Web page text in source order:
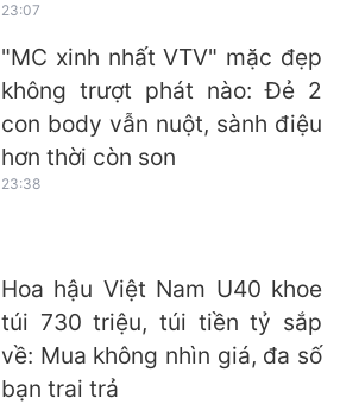
23:07
"MC xinh nhất VTV" mặc đẹp
không trượt phát nào: Đẻ 2
con body vẫn nuột, sành điệu
hơn thời còn son
23:38
Hoa hậu Việt Nam U40 khoe
túi 730 triệu, túi tiền tỷ sắp
về: Mua không nhìn giá, đa số
bạn trai trả